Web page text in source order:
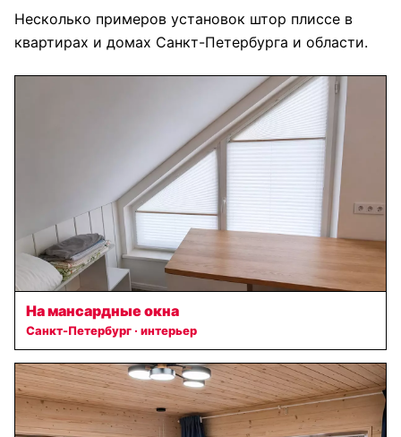
Несколько примеров установок штор плиссе в
квартирах и домах Санкт-Петербурга и области.
На мансардные окна
Санкт-Петербург · интерьер